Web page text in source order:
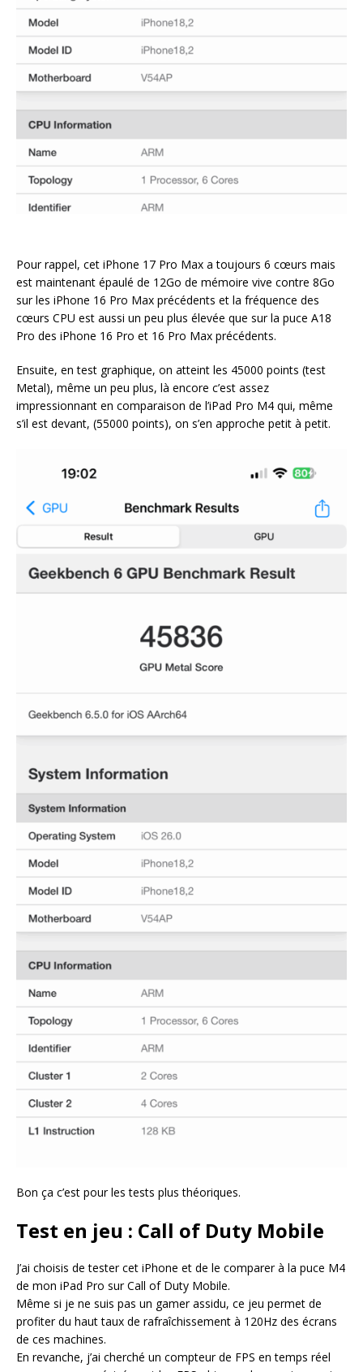
Pour rappel, cet iPhone 17 Pro Max a toujours 6 cœurs mais
est maintenant épaulé de 12Go de mémoire vive contre 8Go
sur les iPhone 16 Pro Max précédents et la fréquence des
cœurs CPU est aussi un peu plus élevée que sur la puce A18
Pro des iPhone 16 Pro et 16 Pro Max précédents.
Ensuite, en test graphique, on atteint les 45000 points (test
Metal), même un peu plus, là encore c’est assez
impressionnant en comparaison de l’iPad Pro M4 qui, même
s’il est devant, (55000 points), on s’en approche petit à petit.
Bon ça c’est pour les tests plus théoriques.
Test en jeu : Call of Duty Mobile
J’ai choisis de tester cet iPhone et de le comparer à la puce M4
de mon iPad Pro sur Call of Duty Mobile.
Même si je ne suis pas un gamer assidu, ce jeu permet de
profiter du haut taux de rafraîchissement à 120Hz des écrans
de ces machines.
En revanche, j’ai cherché un compteur de FPS en temps réel